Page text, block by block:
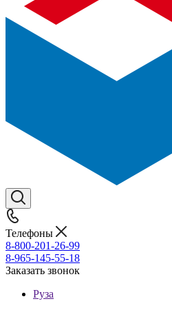
Телефоны
8-800-201-26-99
8-965-145-55-18
Заказать звонок
Руза